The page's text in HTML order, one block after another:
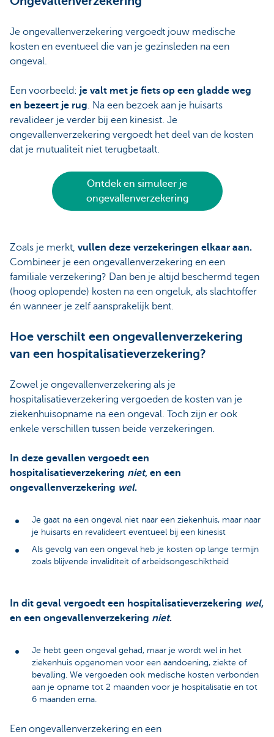
Je ongevallenverzekering vergoedt jouw medische
kosten en eventueel die van je gezinsleden na een
ongeval.
Een voorbeeld: je valt met je fiets op een gladde weg
en bezeert je rug. Na een bezoek aan je huisarts
revalideer je verder bij een kinesist. Je
ongevallenverzekering vergoedt het deel van de kosten
dat je mutualiteit niet terugbetaalt.
Ontdek en simuleer je
ongevallenverzekering
Zoals je merkt, vullen deze verzekeringen elkaar aan.
Combineer je een ongevallenverzekering en een
familiale verzekering? Dan ben je altijd beschermd tegen
(hoog oplopende) kosten na een ongeluk, als slachtoffer
én wanneer je zelf aansprakelijk bent.
Hoe verschilt een ongevallenverzekering
van een hospitalisatieverzekering?
Zowel je ongevallenverzekering als je
hospitalisatieverzekering vergoeden de kosten van je
ziekenhuisopname na een ongeval. Toch zijn er ook
enkele verschillen tussen beide verzekeringen.
In deze gevallen vergoedt een
hospitalisatieverzekering niet, en een
ongevallenverzekering wel.
Je gaat na een ongeval niet naar een ziekenhuis, maar naar
je huisarts en revalideert eventueel bij een kinesist
Als gevolg van een ongeval heb je kosten op lange termijn
zoals blijvende invaliditeit of arbeidsongeschiktheid
In dit geval vergoedt een hospitalisatieverzekering wel,
en een ongevallenverzekering niet.
Je hebt geen ongeval gehad, maar je wordt wel in het
ziekenhuis opgenomen voor een aandoening, ziekte of
bevalling. We vergoeden ook medische kosten verbonden
aan je opname tot 2 maanden voor je hospitalisatie en tot
6 maanden erna.
Een ongevallenverzekering en een